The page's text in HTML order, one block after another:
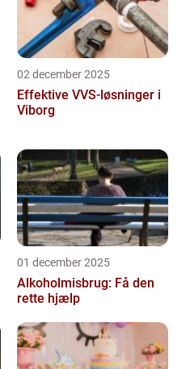
02 december 2025
Effektive VVS-løsninger i
Viborg
01 december 2025
Alkoholmisbrug: Få den
rette hjælp